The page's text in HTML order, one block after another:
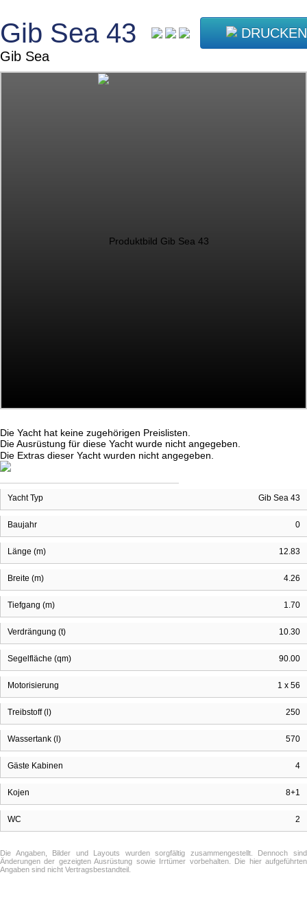
Gib Sea 43
DRUCKEN
Gib Sea
Die Yacht hat keine zugehörigen Preislisten.
Die Ausrüstung für diese Yacht wurde nicht angegeben.
Die Extras dieser Yacht wurden nicht angegeben.
Yacht Typ Gib Sea 43
Baujahr 0
Länge (m) 12.83
Breite (m) 4.26
Tiefgang (m) 1.70
Verdrängung (t) 10.30
Segelfläche (qm) 90.00
Motorisierung 1 x 56
Treibstoff (l) 250
Wassertank (l) 570
Gäste Kabinen 4
Kojen 8+1
WC 2
Die Angaben, Bilder und Layouts wurden sorgfältig zusammengestellt. Dennoch sind
Änderungen der gezeigten Ausrüstung sowie Irrtümer vorbehalten. Die hier aufgeführten
Angaben sind nicht Vertragsbestandteil.